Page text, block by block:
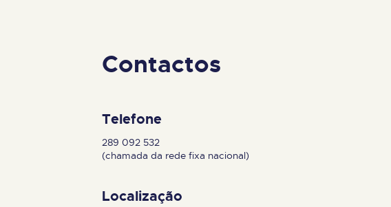
Contactos
Telefone
289 092 532
(chamada da rede fixa nacional)
Localização